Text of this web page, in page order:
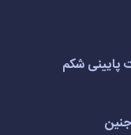
پایینی شکم